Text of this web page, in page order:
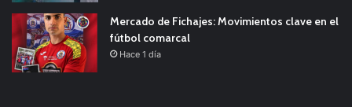
Mercado de Fichajes: Movimientos clave en el
fútbol comarcal
Hace 1 día